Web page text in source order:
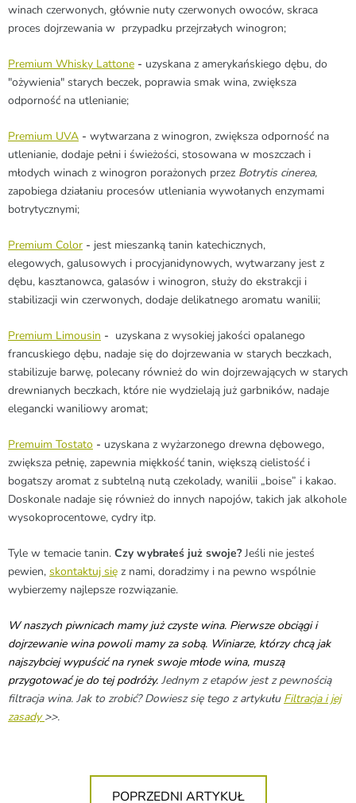
winach czerwonych, głównie nuty czerwonych owoców, skraca
proces dojrzewania w przypadku przejrzałych winogron;
Premium Whisky Lattone - uzyskana z amerykańskiego dębu, do
"ożywienia" starych beczek, poprawia smak wina, zwiększa
odporność na utlenianie;
Premium UVA - wytwarzana z winogron, zwiększa odporność na
utlenianie, dodaje pełni i świeżości, stosowana w moszczach i
młodych winach z winogron porażonych przez Botrytis cinerea,
zapobiega działaniu procesów utleniania wywołanych enzymami
botrytycznymi;
Premium Color - jest mieszanką tanin katechicznych,
elegowych, galusowych i procyjanidynowych, wytwarzany jest z
dębu, kasztanowca, galasów i winogron, służy do ekstrakcji i
stabilizacji win czerwonych, dodaje delikatnego aromatu wanilii;
Premium Limousin - uzyskana z wysokiej jakości opalanego
francuskiego dębu, nadaje się do dojrzewania w starych beczkach,
stabilizuje barwę, polecany również do win dojrzewających w starych
drewnianych beczkach, które nie wydzielają już garbników, nadaje
elegancki waniliowy aromat;
Premuim Tostato - uzyskana z wyżarzonego drewna dębowego,
zwiększa pełnię, zapewnia miękkość tanin, większą cielistość i
bogatszy aromat z subtelną nutą czekolady, wanilii „boise” i kakao.
Doskonale nadaje się również do innych napojów, takich jak alkohole
wysokoprocentowe, cydry itp.
Tyle w temacie tanin. Czy wybrałeś już swoje? Jeśli nie jesteś
pewien, skontaktuj się z nami, doradzimy i na pewno wspólnie
wybierzemy najlepsze rozwiązanie.
W naszych piwnicach mamy już czyste wina. Pierwsze obciągi i
dojrzewanie wina powoli mamy za sobą. Winiarze, którzy chcą jak
najszybciej wypuścić na rynek swoje młode wina, muszą
przygotować je do tej podróży. Jednym z etapów jest z pewnością
filtracja wina. Jak to zrobić? Dowiesz się tego z artykułu Filtracja i jej
zasady>>.
POPRZEDNI ARTYKUŁ